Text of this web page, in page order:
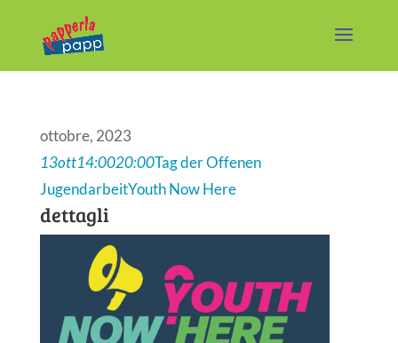
ottobre, 2023
13ott14:0020:00Tag der Offenen
JugendarbeitYouth Now Here
dettagli